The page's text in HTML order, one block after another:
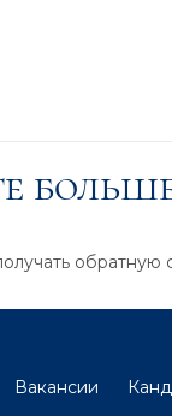
обратную
Вакансии